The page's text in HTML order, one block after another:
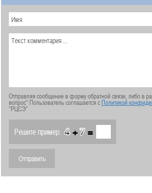
Отправляя сообщение в форму обратной связи, либо в
вопрос" Пользователь соглашается сПолитикой
"РЦСЭ"
Решите пример: + =